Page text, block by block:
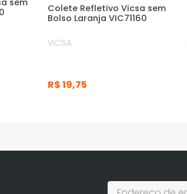
Colete Refletivo Vicsa sem
Bolso Laranja VIC71160
VICSA
R$19,75